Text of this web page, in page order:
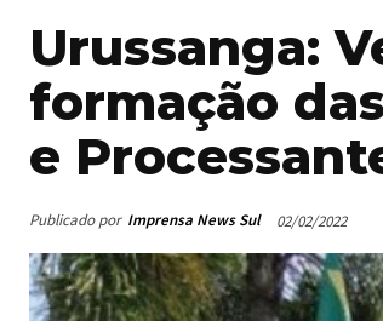
Urussanga:
formação
e
Publicado por Imprensa News Sul 02/02/2022